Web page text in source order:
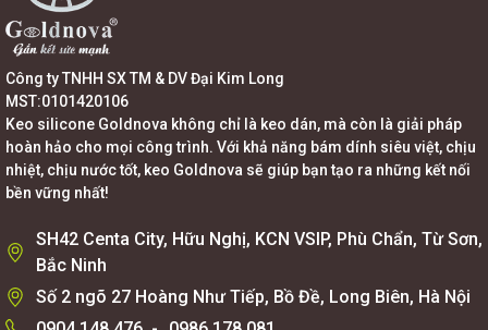
Công ty TNHH SX TM & DV Đại Kim Long
MST:0101420106
Keo silicone Goldnova không chỉ là keo dán, mà còn là giải pháp
hoàn hảo cho mọi công trình. Với khả năng bám dính siêu việt, chịu
nhiệt, chịu nước tốt, keo Goldnova sẽ giúp bạn tạo ra những kết nối
bền vững nhất!
SH42 Centa City, Hữu Nghị, KCN VSIP, Phù Chẩn, Từ Sơn,
Bắc Ninh
Số 2 ngõ 27 Hoàng Như Tiếp, Bồ Đề, Long Biên, Hà Nội